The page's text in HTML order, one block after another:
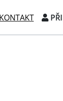
KONTAKT